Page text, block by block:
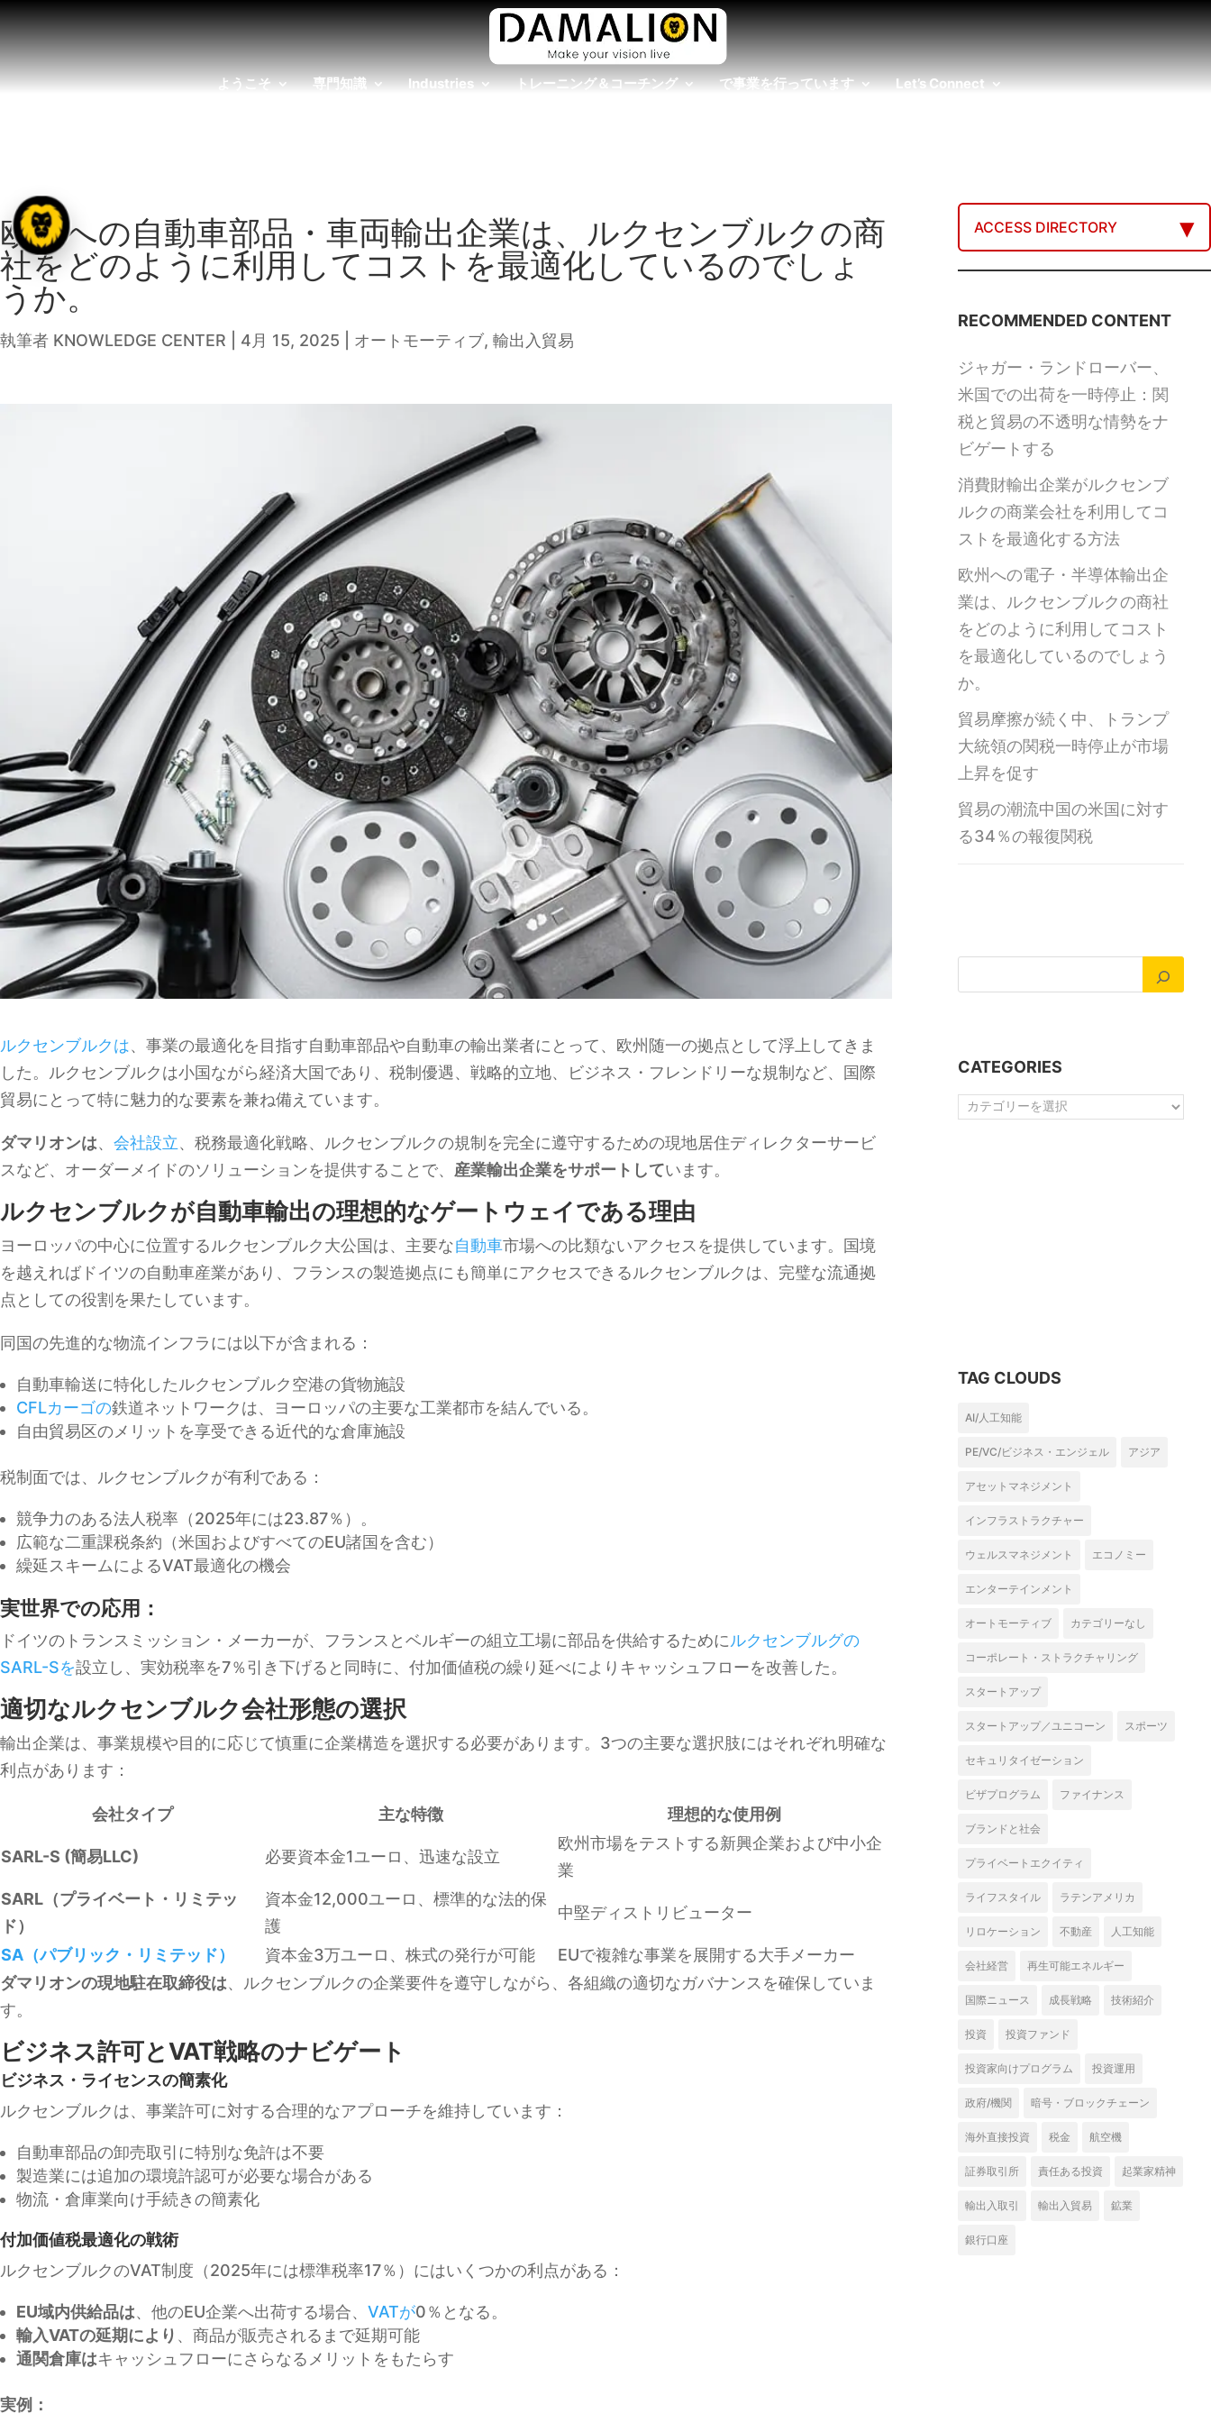
ようこそ 専門知識 Industries トレーニング＆コーチング で事業を行っています Let’s Connect
欧州への自動車部品・車両輸出企業は、ルクセンブルクの商
社をどのように利用してコストを最適化しているのでしょ
うか。
執筆者 KNOWLEDGE CENTER 4月 15, 2025 オートモーティブ, 輸出入貿易
ルクセンブルクは、事業の最適化を目指す自動車部品や自動車の輸出業者にとって、欧州随一の拠点として浮上してきま
した。ルクセンブルクは小国ながら経済大国であり、税制優遇、戦略的立地、ビジネス・フレンドリーな規制など、国際
貿易にとって特に魅力的な要素を兼ね備えています。
ダマリオンは、 会社設立、税務最適化戦略、ルクセンブルクの規制を完全に遵守するための現地居住ディレクターサービ
スなど、オーダーメイドのソリューションを提供することで、 産業輸出企業をサポートしています。
ルクセンブルクが自動車輸出の理想的なゲートウェイである理由
ヨーロッパの中心に位置するルクセンブルク大公国は、主要な自動車市場への比類ないアクセスを提供しています。国境
を越えればドイツの自動車産業があり、フランスの製造拠点にも簡単にアクセスできるルクセンブルクは、完璧な流通拠
点としての役割を果たしています。
同国の先進的な物流インフラには以下が含まれる：
自動車輸送に特化したルクセンブルク空港の貨物施設
CFLカーゴの鉄道ネットワークは、ヨーロッパの主要な工業都市を結んでいる。
自由貿易区のメリットを享受できる近代的な倉庫施設
税制面では、ルクセンブルクが有利である：
競争力のある法人税率（2025年には23.87％）。
広範な二重課税条約（米国およびすべてのEU諸国を含む）
繰延スキームによるVAT最適化の機会
実世界での応用：
ドイツのトランスミッション・メーカーが、フランスとベルギーの組立工場に部品を供給するためにルクセンブルグの
SARL-Sを設立し、実効税率を7％引き下げると同時に、付加価値税の繰り延べによりキャッシュフローを改善した。
適切なルクセンブルク会社形態の選択
輸出企業は、事業規模や目的に応じて慎重に企業構造を選択する必要があります。3つの主要な選択肢にはそれぞれ明確な
利点があります：
会社タイプ 主な特徴 理想的な使用例
SARL-S (簡易LLC) 必要資本金1ユーロ、迅速な設立
欧州市場をテストする新興企業および中小企
業
SARL（プライベート・リミテッ
ド）
資本金12,000ユーロ、標準的な法的保
護
中堅ディストリビューター
SA（パブリック・リミテッド） 資本金3万ユーロ、株式の発行が可能
EUで複雑な事業を展開する大手メーカー
ダマリオンの現地駐在取締役は、ルクセンブルクの企業要件を遵守しながら、各組織の適切なガバナンスを確保していま
す。
ビジネス許可とVAT戦略のナビゲート
ビジネス・ライセンスの簡素化
ルクセンブルクは、事業許可に対する合理的なアプローチを維持しています：
自動車部品の卸売取引に特別な免許は不要
製造業には追加の環境許認可が必要な場合がある
物流・倉庫業向け手続きの簡素化
付加価値税最適化の戦術
ルクセンブルクのVAT制度（2025年には標準税率17％）にはいくつかの利点がある：
EU域内供給品は、他のEU企業へ出荷する場合、 VATが0％となる。
輸入VATの延期により 、商品が販売されるまで延期可能
通関倉庫はキャッシュフローにさらなるメリットをもたらす
実例：
ACCESS DIRECTORY
RECOMMENDED CONTENT
ジャガー・ランドローバー、
米国での出荷を一時停止：関
税と貿易の不透明な情勢をナ
ビゲートする
消費財輸出企業がルクセンブ
ルクの商業会社を利用してコ
ストを最適化する方法
欧州への電子・半導体輸出企
業は、ルクセンブルクの商社
をどのように利用してコスト
を最適化しているのでしょう
か。
貿易摩擦が続く中、トランプ
大統領の関税一時停止が市場
上昇を促す
貿易の潮流中国の米国に対す
る34％の報復関税
CATEGORIES
Categories
TAG CLOUDS
AI/人工知能
PE/VC/ビジネス・エンジェル アジア
アセットマネジメント
インフラストラクチャー
ウェルスマネジメント エコノミー
エンターテインメント
オートモーティブ カテゴリーなし
コーポレート・ストラクチャリング
スタートアップ
スタートアップ／ユニコーン スポーツ
セキュリタイゼーション
ビザプログラム ファイナンス
ブランドと社会
プライベートエクイティ
ライフスタイル ラテンアメリカ
リロケーション 不動産 人工知能
会社経営 再生可能エネルギー
国際ニュース 成長戦略 技術紹介
投資 投資ファンド
投資家向けプログラム 投資運用
政府/機関 暗号・ブロックチェーン
海外直接投資 税金 航空機
証券取引所 責任ある投資 起業家精神
輸出入取引 輸出入貿易 鉱業
銀行口座